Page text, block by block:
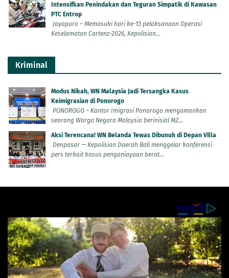
Intensifkan Penindakan dan Teguran Simpatik di Kawasan
PTC Entrop
Jayapura – Memasuki hari ke-13 pelaksanaan Operasi
Keselamatan Cartenz-2026, Kepolisian...
Kriminal
Modus Nikah, WN Malaysia Jadi Tersangka Kasus
Keimigrasian di Ponorogo
PONOROGO – Kantor Imigrasi Ponorogo mengamankan
seorang Warga Negara Malaysia berinisial MZ...
Aksi Terencana! WN Belanda Tewas Dibunuh di Depan Villa
Denpasar — Kepolisian Daerah Bali menggelar konferensi
pers terkait kasus penganiayaan berat...